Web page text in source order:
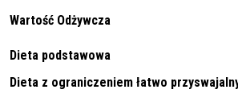
Wartość Odżywcza
Dieta podstawowa
Dieta z ograniczeniem łatwo